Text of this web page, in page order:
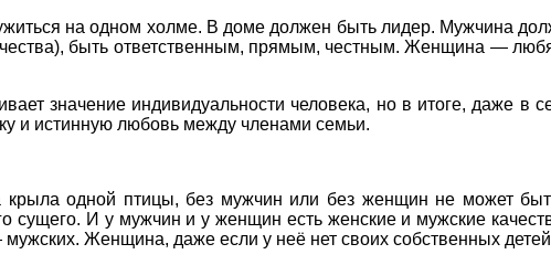
на одном холме. В доме должен быть лидер. Мужчина
быть ответственным, прямым, честным. Женщина —
значение индивидуальности человека, но в итоге, даже
и истинную любовь между членами семьи.
одной птицы, без мужчин или без женщин не может
сущего. И у мужчин и у женщин есть женские и мужские
Женщина, даже если у неё нет своих собственных детей,